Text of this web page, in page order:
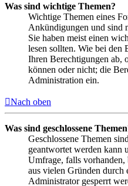
Was sind wichtige Themen?
Wichtige Themen eines
Ankündigungen und sind
Sie haben meist einen
lesen sollten. Wie bei den
Ihren Berechtigungen ab,
können oder nicht; die
Administration ein.
Nach oben
Was sind geschlossene
Geschlossene Themen
geantwortet werden kann
Umfrage, falls vorhanden,
aus vielen Gründen durch
Administrator gesperrt